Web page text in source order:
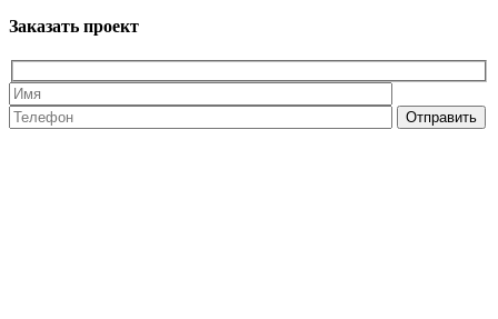
Заказать проект